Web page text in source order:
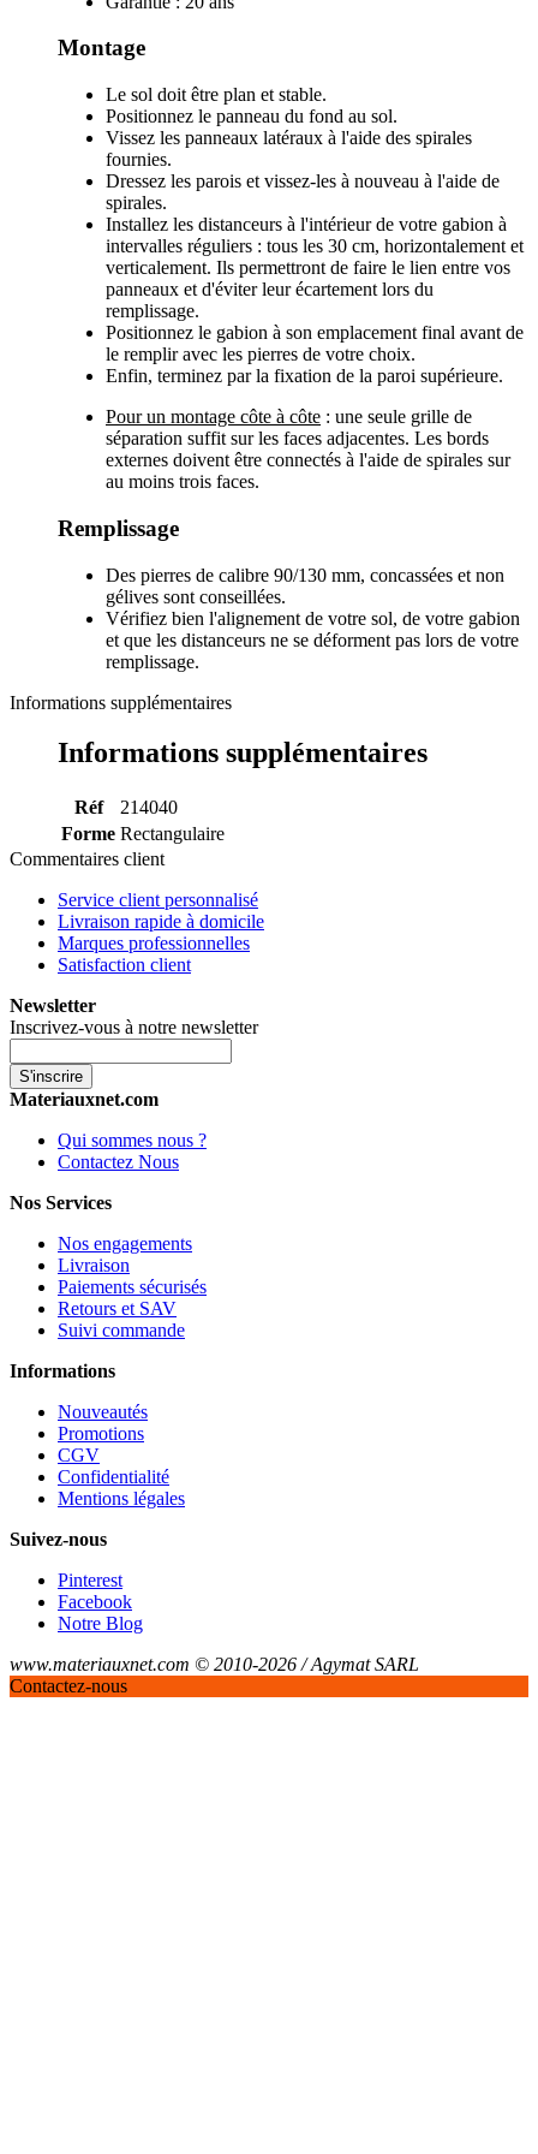
Montage
Le sol doit être plan et stable.
Positionnez le panneau du fond au sol.
Vissez les panneaux latéraux à l'aide des spirales
fournies.
Dressez les parois et vissez-les à nouveau à l'aide de
spirales.
Installez les distanceurs à l'intérieur de votre gabion à
intervalles réguliers : tous les 30 cm, horizontalement et
verticalement. Ils permettront de faire le lien entre vos
panneaux et d'éviter leur écartement lors du
remplissage.
Positionnez le gabion à son emplacement final avant de
le remplir avec les pierres de votre choix.
Enfin, terminez par la fixation de la paroi supérieure.
Pour un montage côte à côte : une seule grille de
séparation suffit sur les faces adjacentes. Les bords
externes doivent être connectés à l'aide de spirales sur
au moins trois faces.
Remplissage
Des pierres de calibre 90/130 mm, concassées et non
gélives sont conseillées.
Vérifiez bien l'alignement de votre sol, de votre gabion
et que les distanceurs ne se déforment pas lors de votre
remplissage.
Informations supplémentaires
Informations supplémentaires
Réf
214040
Forme Rectangulaire
Commentaires client
Service client personnalisé
Livraison rapide à domicile
Marques professionnelles
Satisfaction client
Newsletter
Inscrivez-vous à notre newsletter
S'inscrire
Materiauxnet.com
Qui sommes nous ?
Contactez Nous
Nos Services
Nos engagements
Livraison
Paiements sécurisés
Retours et SAV
Suivi commande
Informations
Nouveautés
Promotions
CGV
Confidentialité
Mentions légales
Suivez-nous
Pinterest
Facebook
Notre Blog
www.materiauxnet.com © 2010-2026 / Agymat SARL
Contactez-nous